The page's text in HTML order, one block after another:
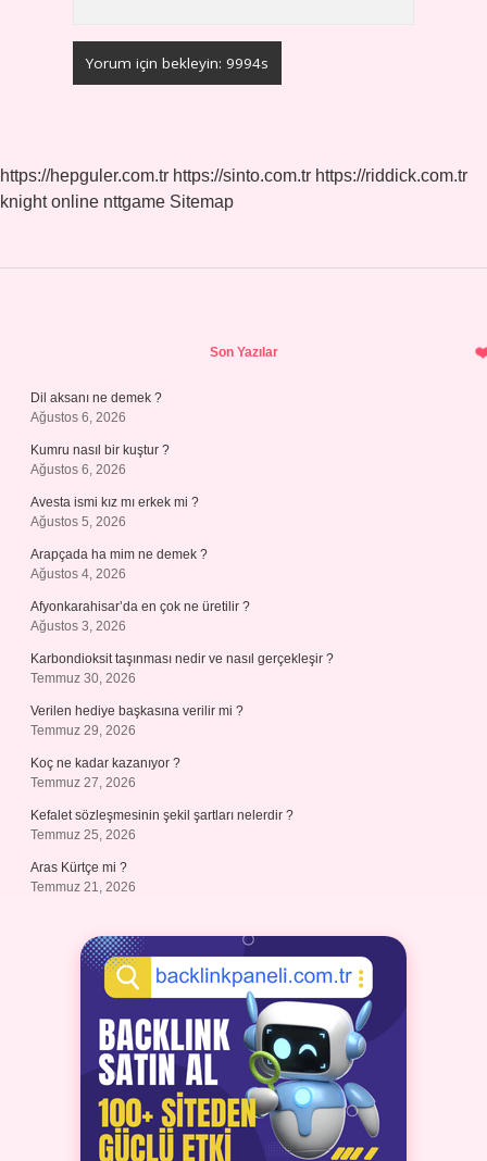
https://hepguler.com.tr https://sinto.com.tr https://riddick.com.tr
knight online nttgame Sitemap
Son Yazılar
Dil aksanı ne demek ?
Ağustos 6, 2026
Kumru nasıl bir kuştur ?
Ağustos 6, 2026
Avesta ismi kız mı erkek mi ?
Ağustos 5, 2026
Arapçada ha mim ne demek ?
Ağustos 4, 2026
Afyonkarahisar’da en çok ne üretilir ?
Ağustos 3, 2026
Karbondioksit taşınması nedir ve nasıl gerçekleşir ?
Temmuz 30, 2026
Verilen hediye başkasına verilir mi ?
Temmuz 29, 2026
Koç ne kadar kazanıyor ?
Temmuz 27, 2026
Kefalet sözleşmesinin şekil şartları nelerdir ?
Temmuz 25, 2026
Aras Kürtçe mi ?
Temmuz 21, 2026